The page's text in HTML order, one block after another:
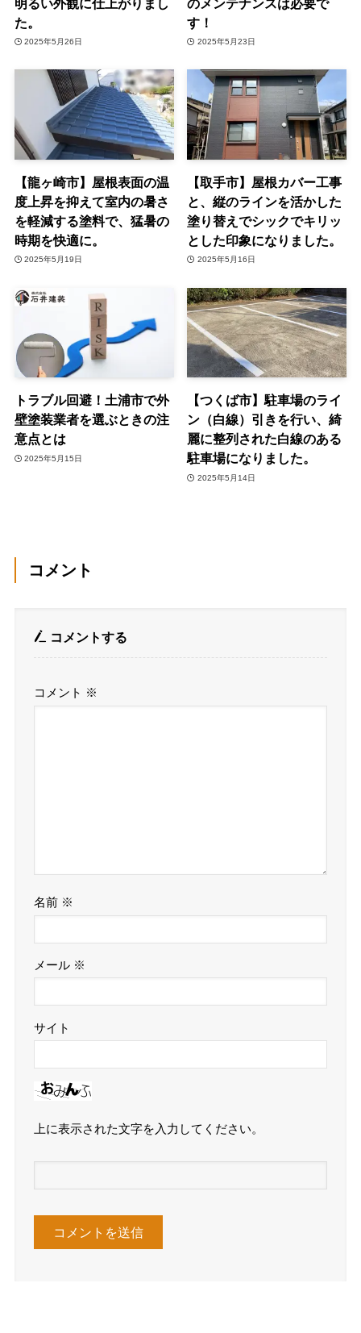
明るい外観に仕上がりまし
た。
2025年5月26日
のメンテナンスは必要で
す！
2025年5月23日
【龍ヶ崎市】屋根表面の温
度上昇を抑えて室内の暑さ
を軽減する塗料で、猛暑の
時期を快適に。
2025年5月19日
【取手市】屋根カバー工事
と、縦のラインを活かした
塗り替えでシックでキリッ
とした印象になりました。
2025年5月16日
トラブル回避！土浦市で外
壁塗装業者を選ぶときの注
意点とは
2025年5月15日
【つくば市】駐車場のライ
ン（白線）引きを行い、綺
麗に整列された白線のある
駐車場になりました。
2025年5月14日
コメント
コメントする
コメント ※
名前 ※
メール ※
サイト
上に表示された文字を入力してください。